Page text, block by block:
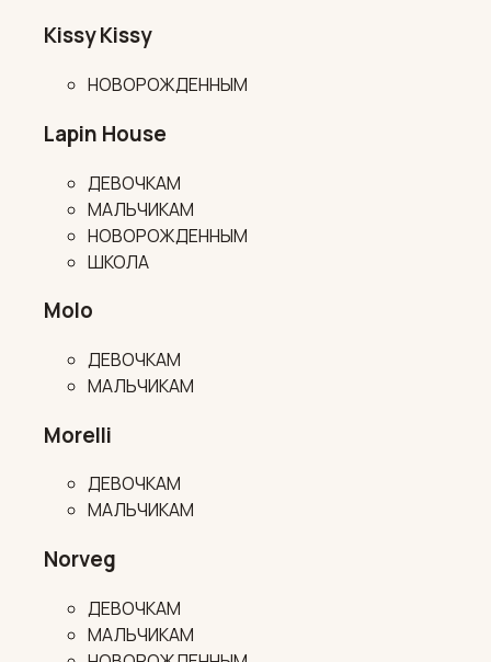
Kissy Kissy
НОВОРОЖДЕННЫМ
Lapin House
ДЕВОЧКАМ
МАЛЬЧИКАМ
НОВОРОЖДЕННЫМ
ШКОЛА
Molo
ДЕВОЧКАМ
МАЛЬЧИКАМ
Morelli
ДЕВОЧКАМ
МАЛЬЧИКАМ
Norveg
ДЕВОЧКАМ
МАЛЬЧИКАМ